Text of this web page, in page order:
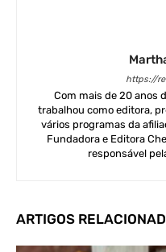
https://
Com mais de 20 anos
trabalhou como editora,
vários programas da
Fundadora e Editora
responsável
ARTIGOS